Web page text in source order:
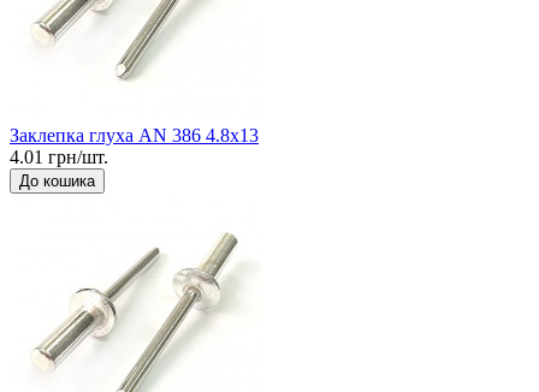
Заклепка глуха AN 386 4.8x13
4.01 грн/шт.
До кошика